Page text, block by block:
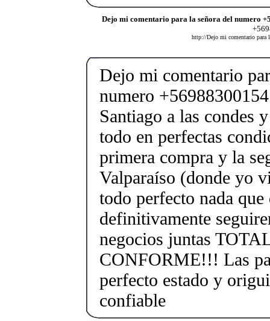
Dejo mi comentario para la señora del numero
http://Dejo mi comentario para
Dejo mi comentario
numero
Santiago a las condes
todo en perfectas
primera compra y la
Valparaíso (donde yo
todo perfecto nada que
definitivamente
negocios juntas
CONFORME!!! Las
perfecto estado y
confiable